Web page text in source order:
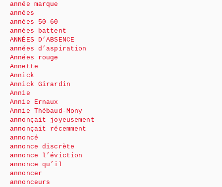
année marque
années
années 50-60
années battent
ANNÉES D’ABSENCE
années d’aspiration
Années rouge
Annette
Annick
Annick Girardin
Annie
Annie Ernaux
Annie Thébaud-Mony
annonçait joyeusement
annonçait récemment
annoncé
annonce discrète
annonce l’éviction
annonce qu’il
annoncer
annonceurs